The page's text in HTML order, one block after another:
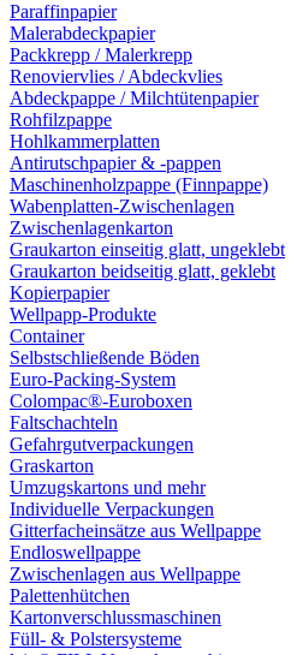
Paraffinpapier
Malerabdeckpapier
Packkrepp / Malerkrepp
Renoviervlies / Abdeckvlies
Abdeckpappe / Milchtütenpapier
Rohfilzpappe
Hohlkammerplatten
Antirutschpapier & -pappen
Maschinenholzpappe (Finnpappe)
Wabenplatten-Zwischenlagen
Zwischenlagenkarton
Graukarton einseitig glatt, ungeklebt
Graukarton beidseitig glatt, geklebt
Kopierpapier
Wellpapp-Produkte
Container
Selbstschließende Böden
Euro-Packing-System
Colompac®-Euroboxen
Faltschachteln
Gefahrgutverpackungen
Graskarton
Umzugskartons und mehr
Individuelle Verpackungen
Gitterfacheinsätze aus Wellpappe
Endloswellpappe
Zwischenlagen aus Wellpappe
Palettenhütchen
Kartonverschlussmaschinen
Füll- & Polstersysteme